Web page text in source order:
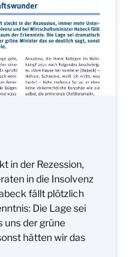
in der Rezession,
in die Insolvenz
fällt plötzlich
Die Lage sei
uns der grüne
hätten wir das